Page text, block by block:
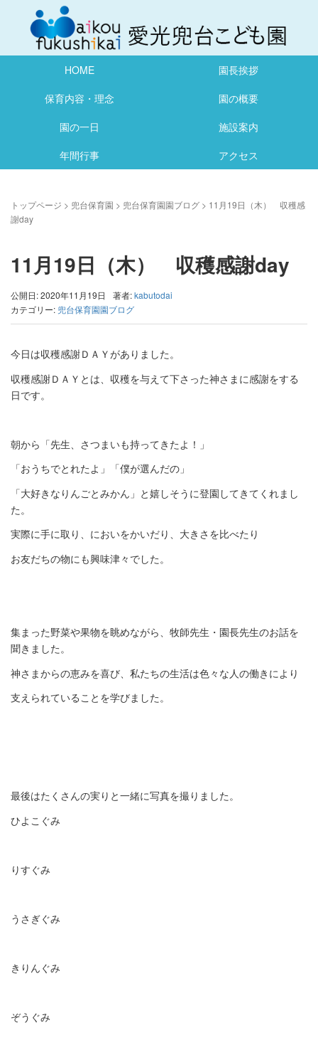
HOME
園長挨拶
保育内容・理念
園の概要
園の一日
施設案内
年間行事
アクセス
トップページ > 兜台保育園 > 兜台保育園園ブログ > 11月19日（木） 収穫感
謝day
11月19日（木） 収穫感謝day
公開日: 2020年11月19日 著者:kabutodai
カテゴリー: 兜台保育園園ブログ
今日は収穫感謝ＤＡＹがありました。
収穫感謝ＤＡＹとは、収穫を与えて下さった神さまに感謝をする
日です。
朝から「先生、さつまいも持ってきたよ！」
「おうちでとれたよ」「僕が選んだの」
「大好きなりんごとみかん」と嬉しそうに登園してきてくれまし
た。
実際に手に取り、においをかいだり、大きさを比べたり
お友だちの物にも興味津々でした。
集まった野菜や果物を眺めながら、牧師先生・園長先生のお話を
聞きました。
神さまからの恵みを喜び、私たちの生活は色々な人の働きにより
支えられていることを学びました。
最後はたくさんの実りと一緒に写真を撮りました。
ひよこぐみ
りすぐみ
うさぎぐみ
きりんぐみ
ぞうぐみ